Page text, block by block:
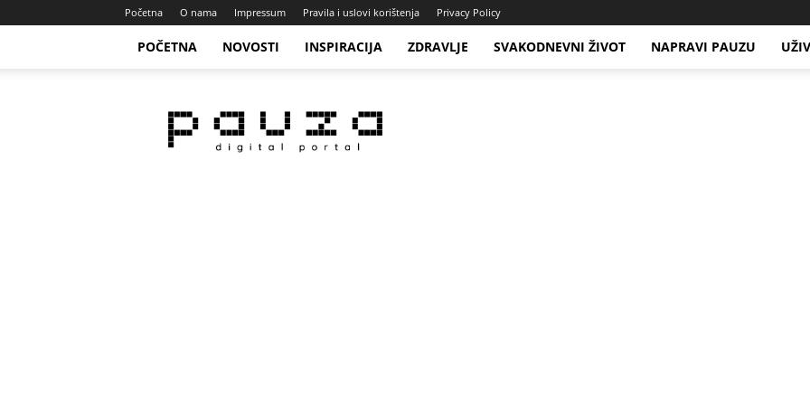
Početna O nama Impressum Pravila i uslovi korištenja Privacy Policy
POČETNA NOVOSTI INSPIRACIJA ZDRAVLJE SVAKODNEVNI ŽIVOT NAPRAVI PAUZU
Portal